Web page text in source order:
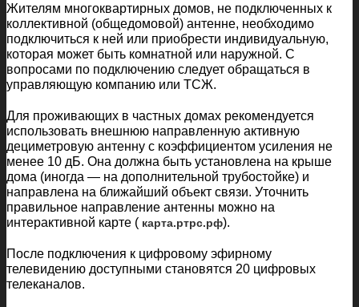
Жителям многоквартирных домов, не подключенных к
коллективной (общедомовой) антенне, необходимо
подключиться к ней или приобрести индивидуальную,
которая может быть комнатной или наружной. С
вопросами по подключению следует обращаться в
управляющую компанию или ТСЖ.
Для проживающих в частных домах рекомендуется
использовать внешнюю направленную активную
дециметровую антенну с коэффициентом усиления не
менее 10 дБ. Она должна быть установлена на крыше
дома (иногда — на дополнительной трубостойке) и
направлена на ближайший объект связи. Уточнить
правильное направление антенны можно на
интерактивной карте ( карта.ртрс.рф).
После подключения к цифровому эфирному
телевидению доступными становятся 20 цифровых
телеканалов.